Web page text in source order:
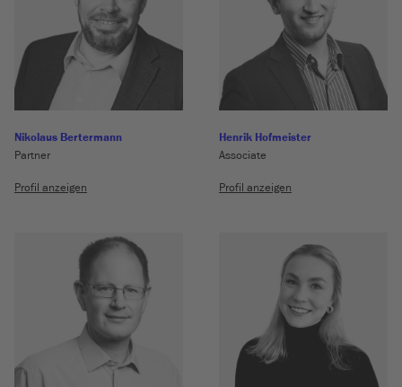
Nikolaus Bertermann
Partner
Profil anzeigen
Henrik Hofmeister
Associate
Profil anzeigen